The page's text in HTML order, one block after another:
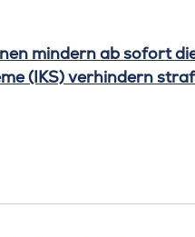
mindern ab sofort
(IKS) verhindern